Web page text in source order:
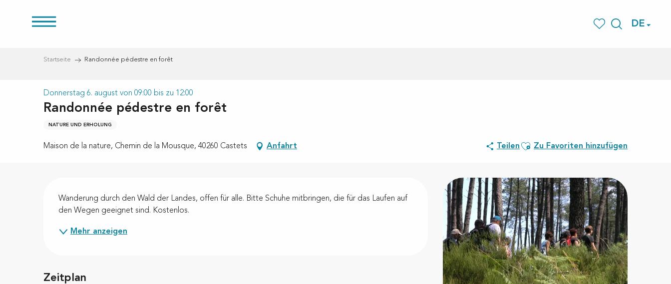
DE
Startseite Randonnée pédestre en forêt
Donnerstag 6. august von 09:00 bis zu 12:00
Randonnée pédestre en forêt
NATURE UND ERHOLUNG
Maison de la nature, Chemin de la Mousque, 40260 Castets Anfahrt Teilen Ajouter aux favoris
Zu Favoriten hinzufügen
Beschreibung
Wanderung durch den Wald der Landes, offen für alle. Bitte Schuhe mitbringen, die für das Laufen auf
den Wegen geeignet sind. Kostenlos.
Mehr anzeigen
Zeitplan